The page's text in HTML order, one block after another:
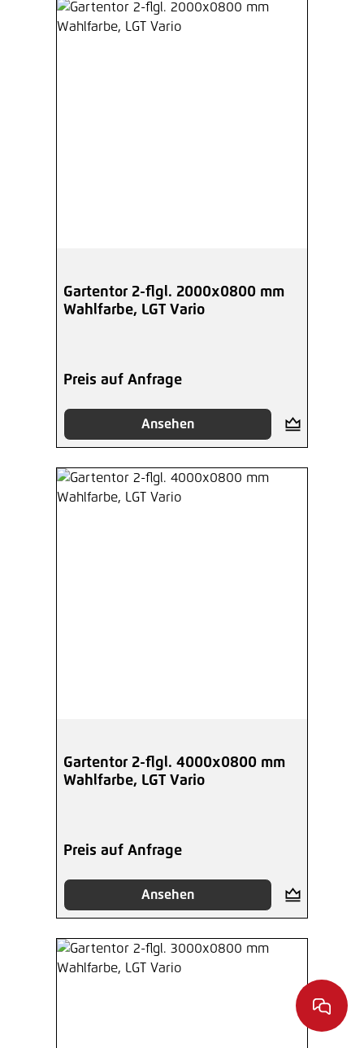
Gartentor 2-flgl. 2000x0800 mm
Wahlfarbe, LGT Vario
Preis auf Anfrage
Ansehen
Gartentor 2-flgl. 4000x0800 mm
Wahlfarbe, LGT Vario
Preis auf Anfrage
Ansehen